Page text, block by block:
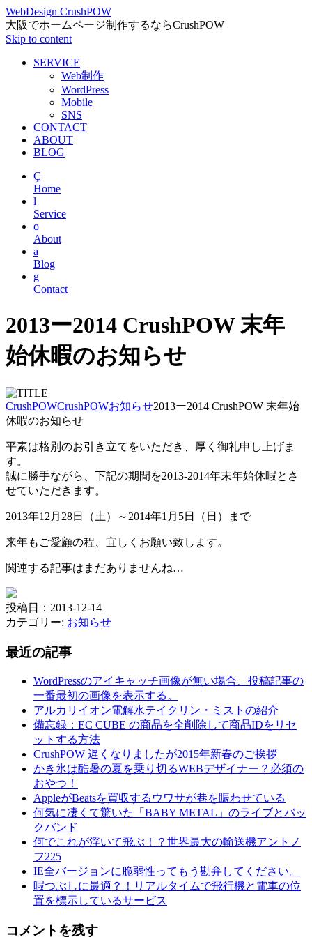
WebDesign CrushPOW
大阪でホームページ制作するならCrushPOW
Skip to content
SERVICE
Web制作
WordPress
Mobile
SNS
CONTACT
ABOUT
BLOG
Ç
Home
l
Service
o
About
a
Blog
g
Contact
2013ー2014 CrushPOW 末年
始休暇のお知らせ
CrushPOWCrushPOWお知らせ2013ー2014 CrushPOW 末年始
休暇のお知らせ
平素は格別のお引き立てをいただき、厚く御礼申し上げま
す。
誠に勝手ながら、下記の期間を2013-2014年末年始休暇とさ
せていただきます。
2013年12月28日（土）～2014年1月5日（日）まで
来年もご愛顧の程、宜しくお願い致します。
関連する記事はまだありませんね…
投稿日：2013-12-14
カテゴリー: お知らせ
最近の記事
WordPressのアイキャッチ画像が無い場合、投稿記事の
一番最初の画像を表示する。
アルカリイオン電解水テイクリン・ミストの紹介
備忘録：EC CUBE の商品を全削除して商品IDをリセ
ットする方法
CrushPOW 遅くなりましたが2015年新春のご挨拶
かき氷は酷暑の夏を乗り切るWEBデザイナー？必須の
おやつ！
AppleがBeatsを買収するウワサが巷を賑わせている
何気に凄くて驚いた「BABY METAL」のライブとバッ
クバンド
何でこれが浮いて飛ぶ！？世界最大の輸送機アントノ
フ225
IE全バージョンに脆弱性ってもう勘弁してください。
暇つぶしに最適？！リアルタイムで飛行機と電車の位
置を標示しているサービス
コメントを残す